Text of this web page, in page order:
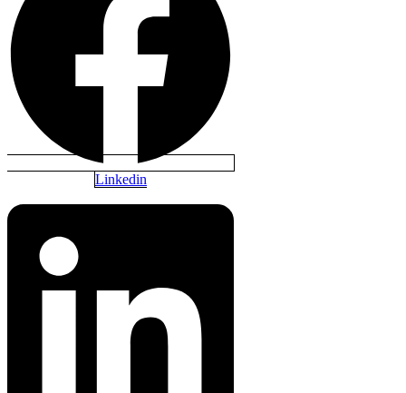
Linkedin